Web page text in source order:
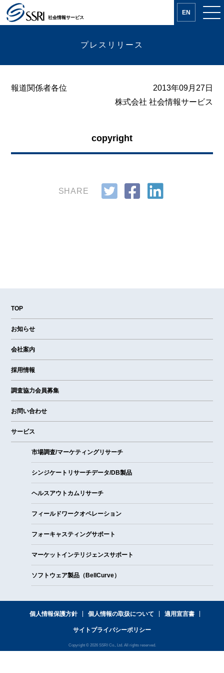
社会情報サービス
EN
プレスリリース
報道関係者各位
2013年09月27日
株式会社 社会情報サービス
copyright
SHARE
TOP
お知らせ
会社案内
採用情報
調査協力会員募集
お問い合わせ
サービス
市場調査/マーケティングリサーチ
シンジケートリサーチデータ/DB製品
ヘルスアウトカムリサーチ
フィールドワークオペレーション
フォーキャスティングサポート
マーケットインテリジェンスサポート
ソフトウェア製品（BellCurve）
個人情報保護方針 個人情報の取扱について 適用宣言書
サイトプライバシーポリシー
Copyright © 2026 SSRI Co., Ltd. All rights reserved.